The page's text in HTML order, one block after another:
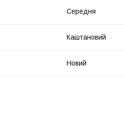
Середня
Каштановий
Новий